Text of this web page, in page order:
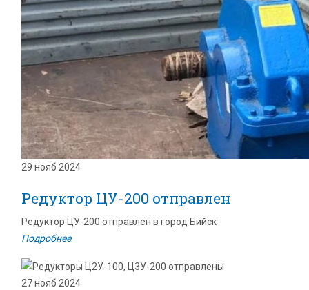
29 нояб 2024
Редуктор ЦУ-200 отправлен
Редуктор ЦУ-200 отправлен в город Бийск
Подробнее
27 нояб 2024